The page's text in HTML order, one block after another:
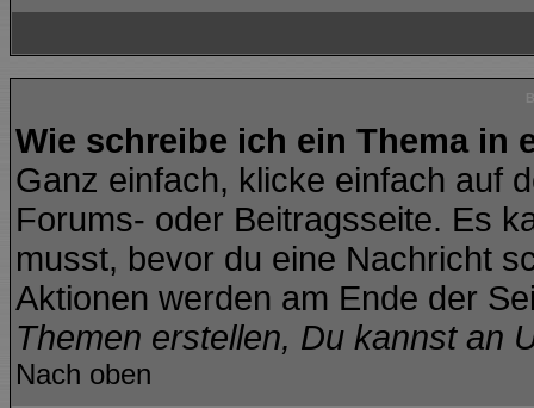
Wie schreibe ich ein Thema in
Ganz einfach, klicke einfach auf
Forums- oder Beitragsseite. Es
musst, bevor du eine Nachricht
Aktionen werden am Ende der
Themen erstellen, Du kannst an
Nach oben